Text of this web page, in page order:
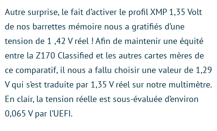
Autre surprise, le fait d’activer le profil XMP 1,35 Volt
de nos barrettes mémoire nous a gratifiés d’une
tension de 1 ,42 V réel ! Afin de maintenir une équité
entre la Z170 Classified et les autres cartes mères de
ce comparatif, il nous a fallu choisir une valeur de 1,29
V qui s’est traduite par 1,35 V réel sur notre multimètre.
En clair, la tension réelle est sous-évaluée d’environ
0,065 V par l’UEFI.